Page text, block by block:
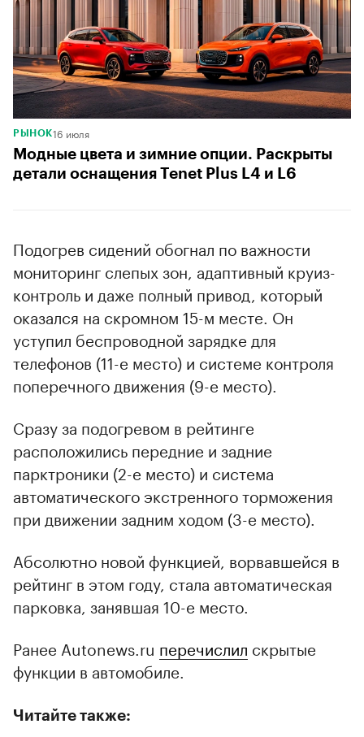
РЫНОК16 июля
Модные цвета и зимние опции. Раскрыты
детали оснащения Tenet Plus L4 и L6
Подогрев сидений обогнал по важности
мониторинг слепых зон, адаптивный круиз-
контроль и даже полный привод, который
оказался на скромном 15-м месте. Он
уступил беспроводной зарядке для
телефонов (11-е место) и системе контроля
поперечного движения (9-е место).
Сразу за подогревом в рейтинге
расположились передние и задние
парктроники (2-е место) и система
автоматического экстренного торможения
при движении задним ходом (3-е место).
Абсолютно новой функцией, ворвавшейся в
рейтинг в этом году, стала автоматическая
парковка, занявшая 10-е место.
Ранее Autonews.ru перечислил скрытые
функции в автомобиле.
Читайте также: